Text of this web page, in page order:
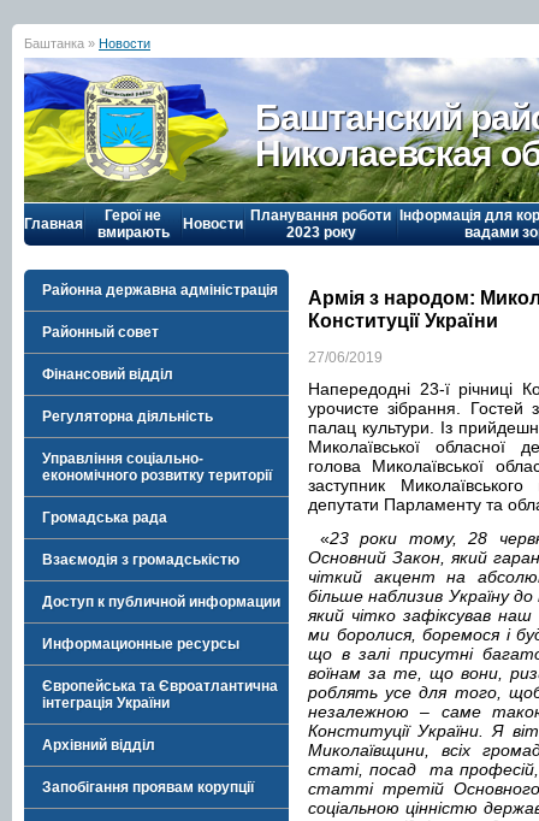
Баштанка » Новости
Баштанский
Николаевская
Главная
Герої не
вмирають
Новости Планування роботи
2023 року
Інформація для
вадами
Районна державна адміністрація
Районный совет
Фінансовий відділ
Регуляторна діяльність
Управління соціально-
економічного розвитку території
Громадська рада
Взаємодія з громадськістю
Доступ к публичной информации
Информационные ресурсы
Європейська та Євроатлантична
інтеграція України
Архівний відділ
Запобігання проявам корупції
Армія з народом:
Конституції України
27/06/2019
Напередодні 23-ї річниці
урочисте зібрання. Гостей
палац культури. Із
Миколаївської обласної
голова Миколаївської
заступник
депутати Парламенту та
«23 роки тому, 28
Основний Закон, який
чіткий акцент на
більше наблизив Україну
який чітко зафіксував
ми боролися, боремося і
що в залі присутні
воїнам за те, що вони,
роблять усе для того,
незалежною – саме
Конституції України. Я
Миколаївщини, всіх
статі, посад та професій,
статті третій
соціальною цінністю